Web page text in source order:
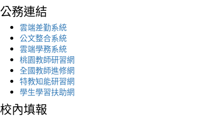
公務連結
雲端差勤系統
公文整合系統
雲端學務系統
桃園教師研習網
全國教師進修網
特教知能研習網
學生學習扶助網
校內填報